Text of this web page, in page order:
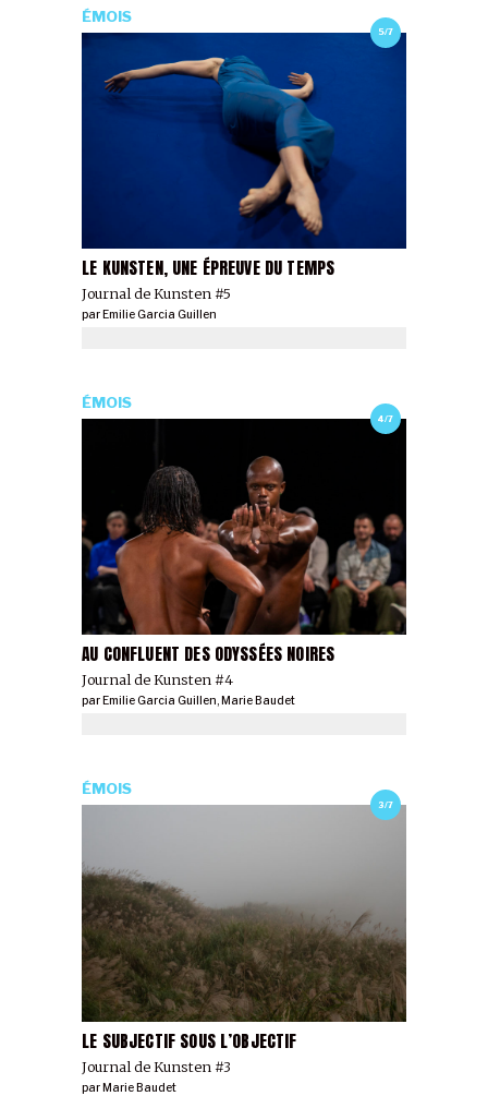
5/7
LE KUNSTEN, UNE ÉPREUVE DU TEMPS
Journal de Kunsten #5
ÉMOIS
parEmilie Garcia Guillen
4/7
AU CONFLUENT DES ODYSSÉES NOIRES
Journal de Kunsten #4
ÉMOIS
par Emilie Garcia Guillen, Marie Baudet
3/7
LE SUBJECTIF SOUS L’OBJECTIF
Journal de Kunsten #3
ÉMOIS
parMarie Baudet